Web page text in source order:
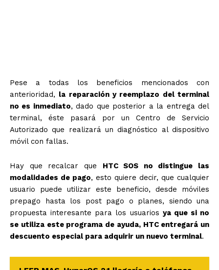
Pese a todas los beneficios mencionados con
anterioridad, la reparación y reemplazo del terminal
no es inmediato, dado que posterior a la entrega del
terminal, éste pasará por un Centro de Servicio
Autorizado que realizará un diagnóstico al dispositivo
móvil con fallas.
Hay que recalcar que HTC SOS no distingue las
modalidades de pago, esto quiere decir, que cualquier
usuario puede utilizar este beneficio, desde móviles
prepago hasta los post pago o planes, siendo una
propuesta interesante para los usuarios ya que si no
se utiliza este programa de ayuda, HTC entregará un
descuento especial para adquirir un nuevo terminal.